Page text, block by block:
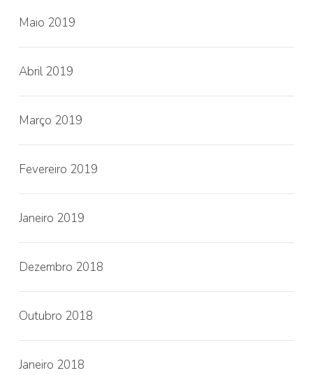
Maio 2019
Abril 2019
Março 2019
Fevereiro 2019
Janeiro 2019
Dezembro 2018
Outubro 2018
Janeiro 2018